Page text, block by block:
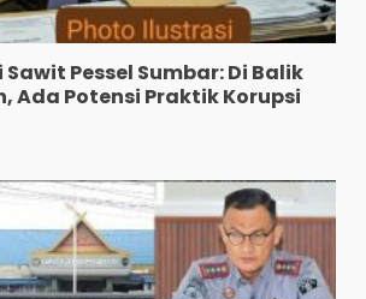
Pessel Sumbar: Di Balik
Ada Potensi Praktik Korupsi